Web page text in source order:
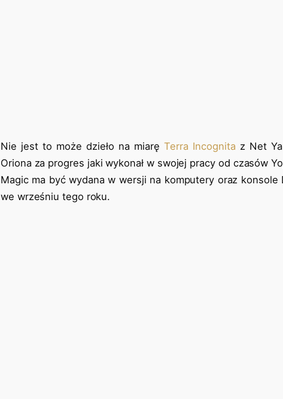
Nie jest to może dzieło na miaręTerra Incognita z Net
Oriona za progres jaki wykonał w swojej pracy od czasów
Magic ma być wydana w wersji na komputery oraz konsole
we wrześniu tego roku.